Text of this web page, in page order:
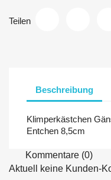
Teilen
Beschreibung
Klimperkästchen
Entchen 8,5cm
Kommentare (0)
Aktuell keine Kunden-